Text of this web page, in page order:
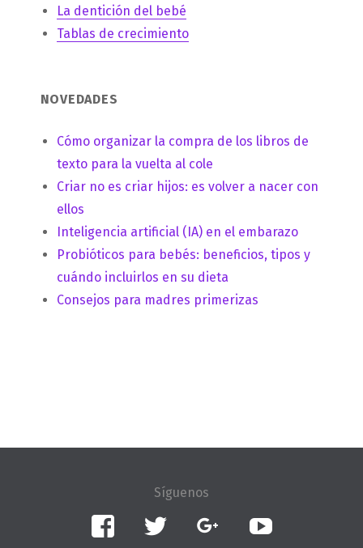
La dentición del bebé
Tablas de crecimiento
NOVEDADES
Cómo organizar la compra de los libros de
texto para la vuelta al cole
Criar no es criar hijos: es volver a nacer con
ellos
Inteligencia artificial (IA) en el embarazo
Probióticos para bebés: beneficios, tipos y
cuándo incluirlos en su dieta
Consejos para madres primerizas
Facebook Twitter Google+